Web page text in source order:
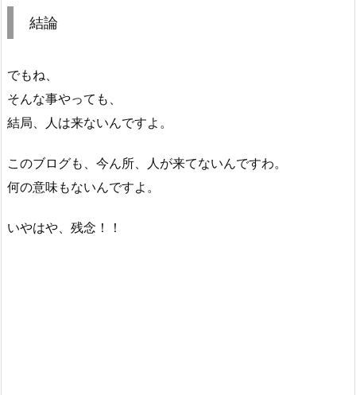
結論
でもね、
そんな事やっても、
結局、人は来ないんですよ。
このブログも、今ん所、人が来てないんですわ。
何の意味もないんですよ。
いやはや、残念！！